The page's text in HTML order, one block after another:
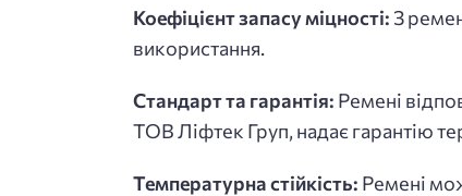
Коефіцієнт запасу міцності: З
використання.
Стандарт та гарантія: Ремені
ТОВ Ліфтек Груп, надає гарантію
Температурна стійкість: Ремені